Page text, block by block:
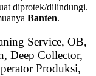
diprotek/dilindungi.
Banten.
Service, OB,
Deep Collector,
Produksi,